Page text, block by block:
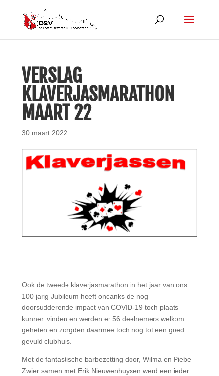
VERSLAG
KLAVERJASMARATHON
MAART 22
30 maart 2022
Ook de tweede klaverjasmarathon in het jaar van ons
100 jarig Jubileum heeft ondanks de nog
doorsudderende impact van COVID-19 toch plaats
kunnen vinden en werden er 56 deelnemers welkom
geheten en zorgden daarmee toch nog tot een goed
gevuld clubhuis.
Met de fantastische barbezetting door, Wilma en Piebe
Zwier samen met Erik Nieuwenhuysen werd een ieder